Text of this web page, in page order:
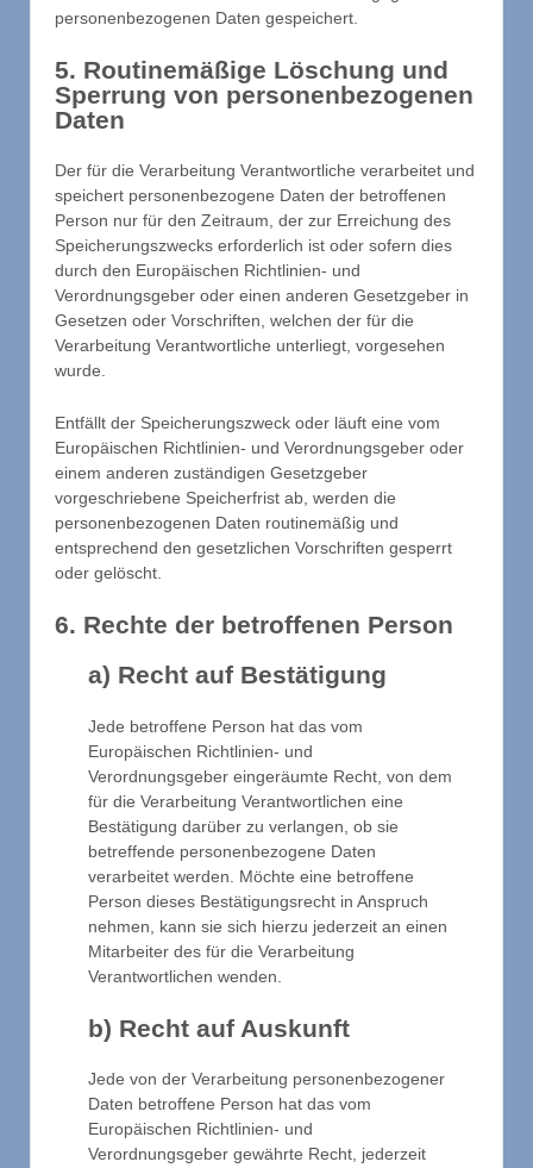
personenbezogenen Daten gespeichert.
5. Routinemäßige Löschung und
Sperrung von personenbezogenen
Daten
Der für die Verarbeitung Verantwortliche verarbeitet und
speichert personenbezogene Daten der betroffenen
Person nur für den Zeitraum, der zur Erreichung des
Speicherungszwecks erforderlich ist oder sofern dies
durch den Europäischen Richtlinien- und
Verordnungsgeber oder einen anderen Gesetzgeber in
Gesetzen oder Vorschriften, welchen der für die
Verarbeitung Verantwortliche unterliegt, vorgesehen
wurde.
Entfällt der Speicherungszweck oder läuft eine vom
Europäischen Richtlinien- und Verordnungsgeber oder
einem anderen zuständigen Gesetzgeber
vorgeschriebene Speicherfrist ab, werden die
personenbezogenen Daten routinemäßig und
entsprechend den gesetzlichen Vorschriften gesperrt
oder gelöscht.
6. Rechte der betroffenen Person
a) Recht auf Bestätigung
Jede betroffene Person hat das vom
Europäischen Richtlinien- und
Verordnungsgeber eingeräumte Recht, von dem
für die Verarbeitung Verantwortlichen eine
Bestätigung darüber zu verlangen, ob sie
betreffende personenbezogene Daten
verarbeitet werden. Möchte eine betroffene
Person dieses Bestätigungsrecht in Anspruch
nehmen, kann sie sich hierzu jederzeit an einen
Mitarbeiter des für die Verarbeitung
Verantwortlichen wenden.
b) Recht auf Auskunft
Jede von der Verarbeitung personenbezogener
Daten betroffene Person hat das vom
Europäischen Richtlinien- und
Verordnungsgeber gewährte Recht, jederzeit